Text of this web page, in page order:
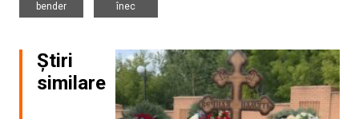
bender
înec
Știri
similare